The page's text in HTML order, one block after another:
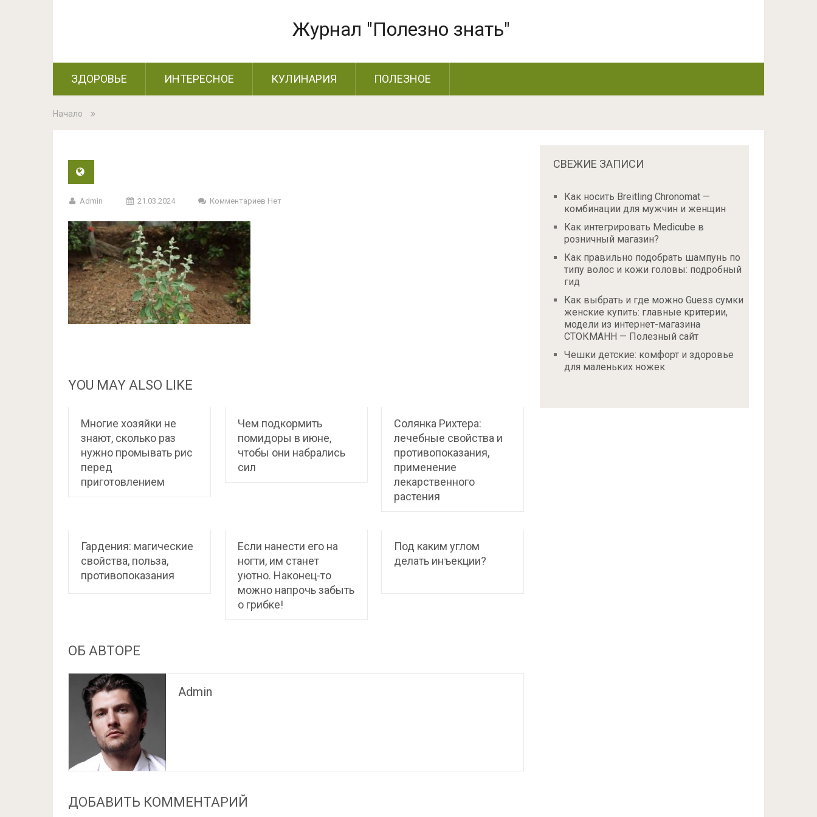
Журнал "Полезно знать"
ЗДОРОВЬЕ ИНТЕРЕСНОЕ КУЛИНАРИЯ ПОЛЕЗНОЕ
Начало
Admin 21.03.2024 Комментариев Нет
YOU MAY ALSO LIKE
Многие хозяйки не
знают, сколько раз
нужно промывать рис
перед
приготовлением
Чем подкормить
помидоры в июне,
чтобы они набрались
сил
Солянка Рихтера:
лечебные свойства и
противопоказания,
применение
лекарственного
растения
Гардения: магические
свойства, польза,
противопоказания
Если нанести его на
ногти, им станет
уютно. Наконец-то
можно напрочь забыть
о грибке!
Под каким углом
делать инъекции?
ОБ АВТОРЕ
Admin
ДОБАВИТЬ КОММЕНТАРИЙ
СВЕЖИЕ ЗАПИСИ
Как носить Breitling Chronomat —
комбинации для мужчин и женщин
Как интегрировать Medicube в
розничный магазин?
Как правильно подобрать шампунь по
типу волос и кожи головы: подробный
гид
Как выбрать и где можно Guess сумки
женские купить: главные критерии,
модели из интернет-магазина
СТОКМАНН — Полезный сайт
Чешки детские: комфорт и здоровье
для маленьких ножек